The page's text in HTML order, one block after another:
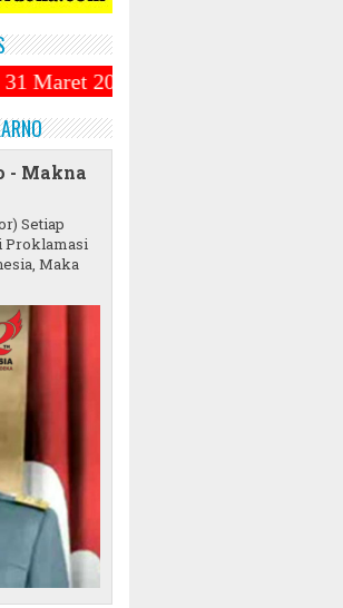
Luncurkan
- Makna
Setiap
Proklamasi
Maka